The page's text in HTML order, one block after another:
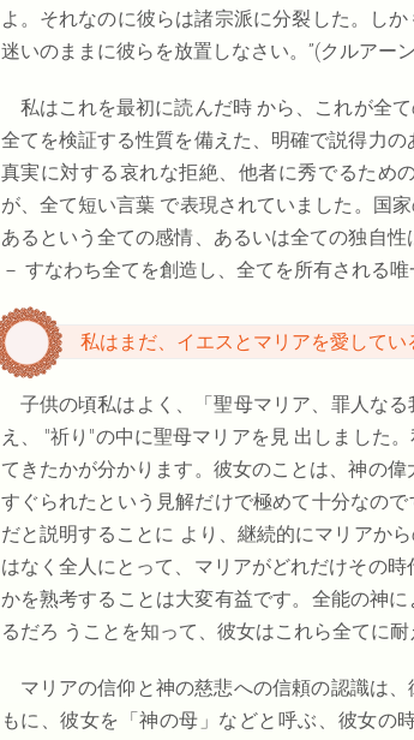
よ。それなのに彼らは諸宗派に分裂した。し
迷いのままに彼らを放置しなさい。”(クルアーン
私はこれを最初に読んだ時 から、これが全
全てを検証する性質を備えた、明確で説得力
真実に対する哀れな拒絶、他者に秀でるため
が、全て短い言葉 で表現されていました。国
あるという全ての感情、あるいは全ての独自
－ すなわち全てを創造し、全てを所有される
私はまだ、イエスとマリアを愛してい
子供の頃私はよく、「聖母マリア、罪人な
え、 "祈り"の中に聖母マリアを見 出しました
てきたかが分かります。彼女のことは、神の
すぐられたという見解だけで極めて十分なの
だと説明することに より、継続的にマリアか
はなく全人にとって、マリアがどれだけその
かを熟考することは大変有益です。全能の神
るだろ うことを知って、彼女はこれら全てに耐
マリアの信仰と神の慈悲への信頼の認識は
もに、彼女を「神の母」などと呼ぶ、彼女の